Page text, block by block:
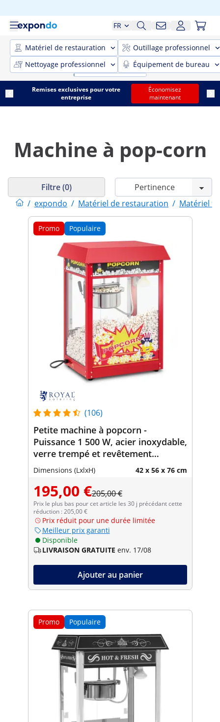
FR
Matériel de restauration
Outillage professionnel
Nettoyage professionnel
Équipement de bureau
Remises exclusives pour votre
entreprise
Économisez
maintenant
Machine à pop-corn
/ expondo / Matériel de restauration / Matériel
Filtre (0)
Promo Populaire
(106)
Petite machine à popcorn -
Puissance 1 500 W, acier inoxydable,
verre trempé et revêtement
antiadhésif
Dimensions (LxlxH) 42 x 56 x 76 cm
195,00 €205,00 €
Prix le plus bas pour cet article les 30 j précédant cette
réduction : 205,00 €
Prix réduit pour une durée limitée
Meilleur prix garanti
Disponible
LIVRAISON GRATUITE env. 17/08
Ajouter au panier
Promo Populaire